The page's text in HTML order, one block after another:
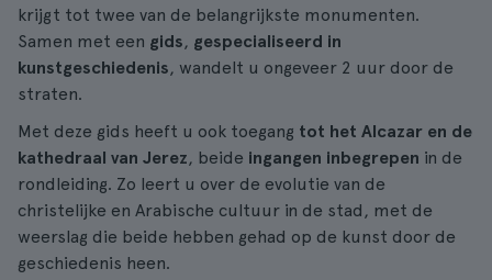
krijgt tot twee van de belangrijkste monumenten.
Samen met een gids, gespecialiseerd in
kunstgeschiedenis, wandelt u ongeveer 2 uur door de
straten.
Met deze gids heeft u ook toegang tot het Alcazar en de
kathedraal van Jerez, beide ingangen inbegrepen in de
rondleiding. Zo leert u over de evolutie van de
christelijke en Arabische cultuur in de stad, met de
weerslag die beide hebben gehad op de kunst door de
geschiedenis heen.